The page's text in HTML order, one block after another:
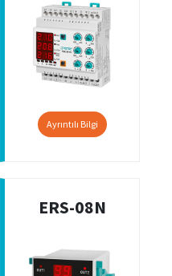
Ayrıntılı Bilgi
ERS-08N